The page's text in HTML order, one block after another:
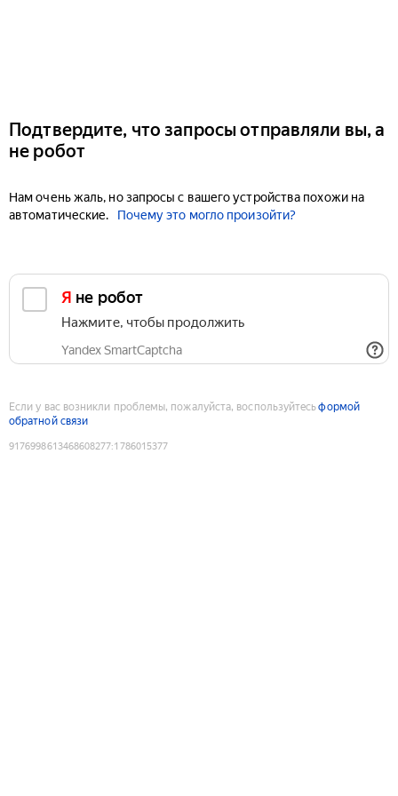
Подтвердите, что запросы отправляли вы, а
не робот
Нам очень жаль, но запросы с вашего устройства похожи на
автоматические.
Почему это могло произойти?
Я не робот
Нажмите, чтобы продолжить
Yandex SmartCaptcha
Если у вас возникли проблемы, пожалуйста, воспользуйтесьформой
обратной связи
9176998613468608277:1786015377